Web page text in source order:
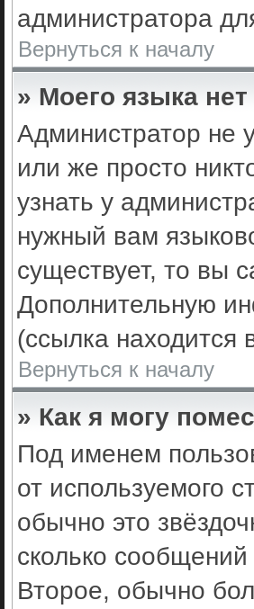
администратора
Вернуться к началу
» Моего языка нет
Администратор не
или же просто
узнать у
нужный вам
существует, то вы
Дополнительную
(ссылка находится
Вернуться к началу
» Как я могу
Под именем
от используемого
обычно это
сколько
Второе, обычно